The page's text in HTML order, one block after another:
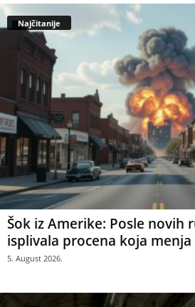
Najčitanije
Šok iz Amerike: Posle novih
isplivala procena koja
5. August 2026.